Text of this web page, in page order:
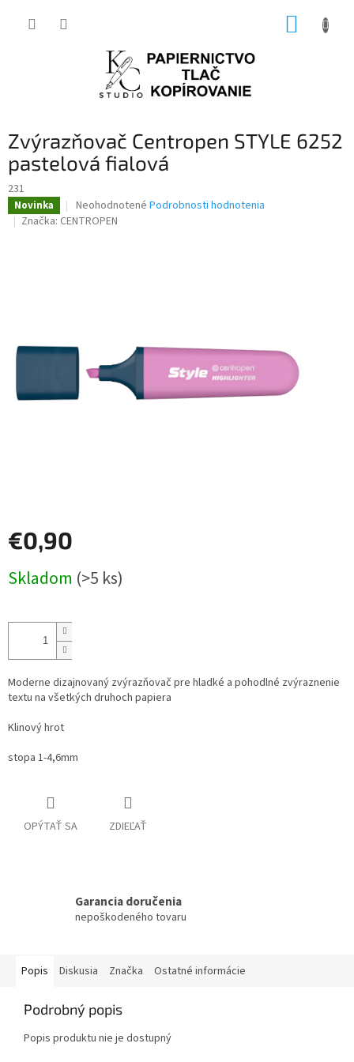
Zvýrazňovač Centropen STYLE 6252
pastelová fialová
231
Novinka
Priemerné
hodnotenie
Neohodnotené Podrobnosti hodnotenia
Značka: CENTROPEN
€0,90
cena:
Skladom (>5 ks)
Moderne dizajnovaný zvýrazňovač pre hladké a pohodlné zvýraznenie
textu na všetkých druhoch papiera
Klinový hrot
stopa 1-4,6mm
OPÝTAŤ SA ZDIEĽAŤ
Garancia doručenia
nepoškodeného tovaru
Popis Diskusia Značka Ostatné informácie
Podrobný popis
Popis produktu nie je dostupný